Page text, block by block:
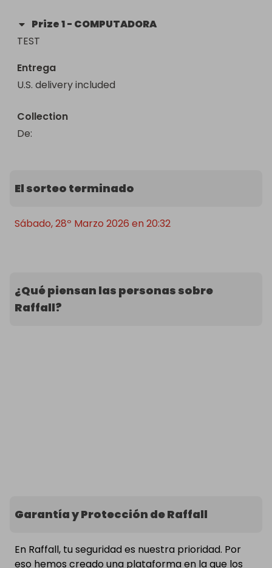
Prize1- COMPUTADORA
TEST
Entrega
U.S. delivery included
Collection
De:
El sorteo terminado
Sábado, 28º Marzo 2026 en 20:32
¿Qué piensan las personas sobre
Raffall?
Garantía y Protección de Raffall
En Raffall, tu seguridad es nuestra prioridad. Por
eso hemos creado una plataforma en la que los